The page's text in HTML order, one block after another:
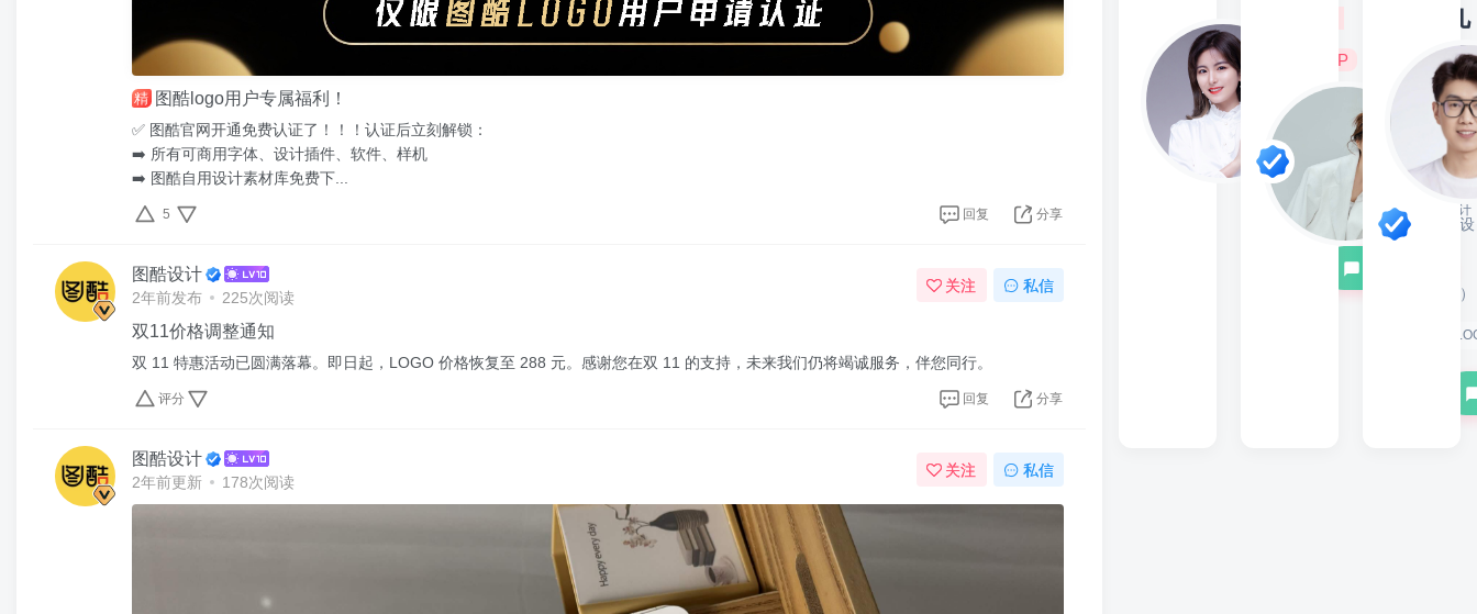
精 图酷logo用户专属福利！
✅ 图酷官网开通免费认证了！！！认证后立刻解锁：
➡️ 所有可商用字体、设计插件、软件、样机
➡️ 图酷自用设计素材库免费下...
5 回复 分享
图酷设计
2年前发布 225次阅读
关注 私信
双11价格调整通知
双 11 特惠活动已圆满落幕。即日起，LOGO 价格恢复至 288 元。感谢您在双 11 的支持，未来我们仍将竭诚服务，伴您同行。
评分 回复 分享
图酷设计
2年前更新 178次阅读
关注 私信
VIP
问）
LOGO设计 动画设计
丸
子
头
VIP
（设
问）